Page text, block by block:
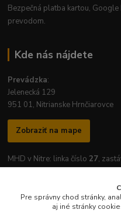
Bezpečná platba kartou,
prevodom.
Kde nás nájdete
Prevádzka:
Jelenecká 129
951 01, Nitrianske Hrnčiarovce
Zobraziť na mape
MHD v Nitre: linka číslo 27,
Otváracie hodiny prevádzky:
Pre správny chod stránky,
aj iné stránky